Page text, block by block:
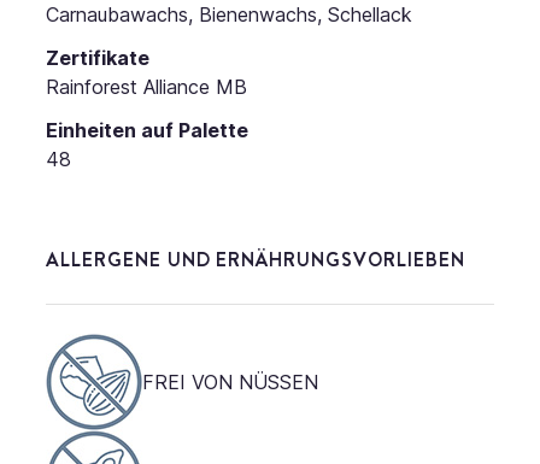
Carnaubawachs, Bienenwachs, Schellack
Zertifikate
Rainforest Alliance MB
Einheiten auf Palette
48
ALLERGENE UND ERNÄHRUNGSVORLIEBEN
FREI VON NÜSSEN